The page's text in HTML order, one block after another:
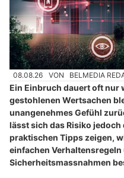
08.08.26 VON BELMEDIA
Ein Einbruch dauert oft nur
gestohlenen Wertsachen
unangenehmes Gefühl
lässt sich das Risiko
praktischen Tipps zeigen,
einfachen Verhaltensregeln
Sicherheitsmassnahmen